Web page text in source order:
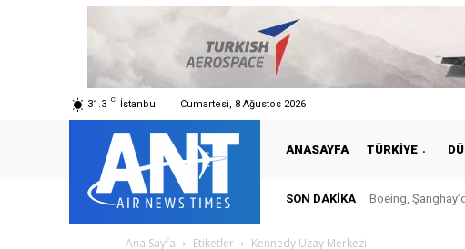
31.3 C İstanbul Cumartesi, 8 Ağustos 2026
ANASAYFA TÜRKIYE
SON DAKIKA Boeing,
Ana Sayfa Etiketler Kennedy Uzay Merkezi